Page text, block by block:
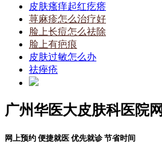
皮肤瘙痒起红疙瘩
荨麻疹怎么治疗好
脸上长痘怎么祛除
脸上有疤痕
皮肤过敏怎么办
祛痤疮
广州华医大皮肤科医院
网上预约 便捷就医 优先就诊 节省时间